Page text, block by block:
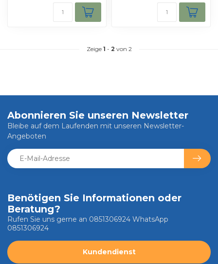
Zeige 1 - 2 von 2
Benötigen Sie Informationen oder
Beratung?
Rufen Sie uns gerne an 0851306924 WhatsApp
0851306924
Kundendienst
Abonnieren Sie unseren Newsletter
Bleibe auf dem Laufenden mit unseren Newsletter-
Angeboten